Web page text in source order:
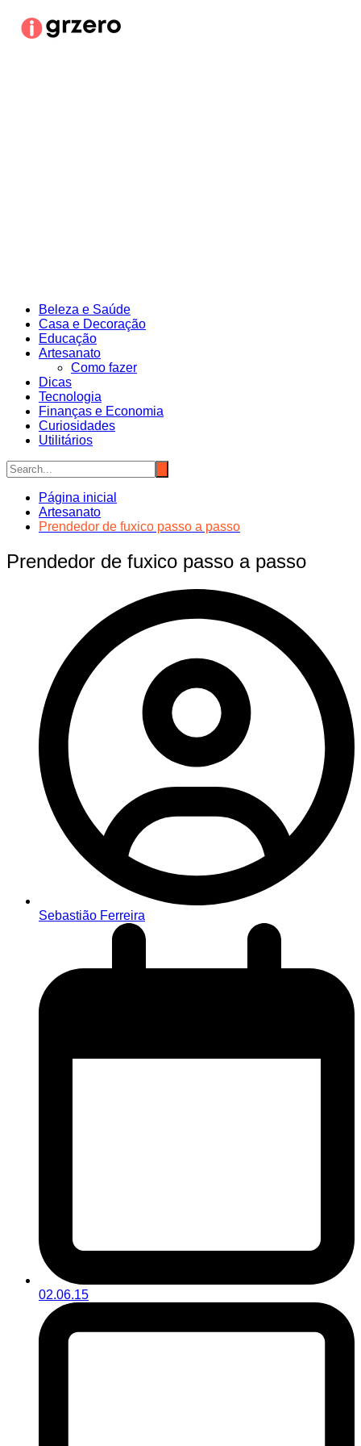
para
Beleza e Saúde
Casa e Decoração
Educação
Artesanato
Como fazer
Dicas
Tecnologia
Finanças e Economia
Curiosidades
Utilitários
Página inicial
Artesanato
Prendedor de fuxico passo a passo
Prendedor de fuxico passo a passo
Sebastião Ferreira
02.06.15